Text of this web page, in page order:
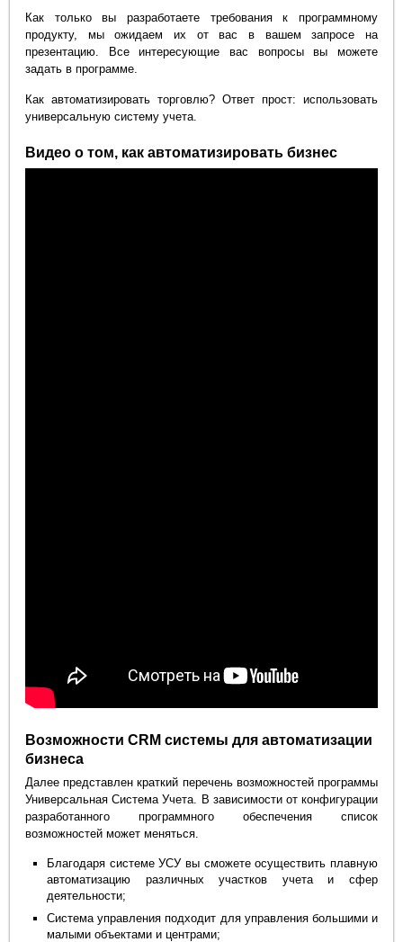
Как только вы разработаете требования к программному
продукту, мы ожидаем их от вас в вашем запросе на
презентацию. Все интересующие вас вопросы вы можете
задать в программе.
Как автоматизировать торговлю? Ответ прост: использовать
универсальную систему учета.
Видео о том, как автоматизировать бизнес
Возможности CRM системы для автоматизации
бизнеса
Далее представлен краткий перечень возможностей программы
Универсальная Система Учета. В зависимости от конфигурации
разработанного программного обеспечения список
возможностей может меняться.
Благодаря системе УСУ вы сможете осуществить плавную
автоматизацию различных участков учета и сфер
деятельности;
Система управления подходит для управления большими и
малыми объектами и центрами;